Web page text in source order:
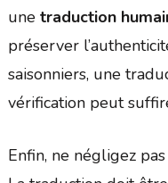
une traduction
préserver
saisonniers, une
vérification peut
Enfin, ne négligez pas